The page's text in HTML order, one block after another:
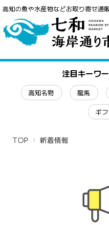
高知の魚や水産物などお取り寄せ通
注目キーワ
高知名物 龍馬
ギ
TOP 新着情報